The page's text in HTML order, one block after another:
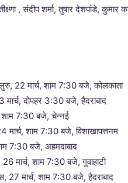
, संदीप शर्मा, तुषार देशपांडे,
22 मार्च, शाम 7:30 बजे, कोलकाता
मार्च, दोपहर 3:30 बजे, हैदराबाद
शाम 7:30 बजे, चेन्नई
शाम 7:30 बजे, विशाखापत्तनम
7:30 बजे, अहमदाबाद
मार्च, शाम 7:30 बजे, गुवाहाटी
मार्च, शाम 7:30 बजे, हैदराबाद